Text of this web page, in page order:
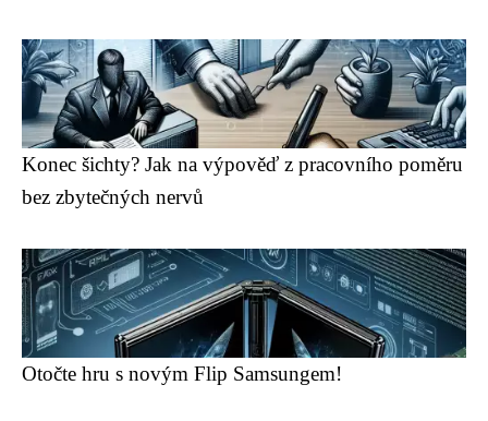
Konec šichty? Jak na výpověď z pracovního poměru
bez zbytečných nervů
Otočte hru s novým Flip Samsungem!